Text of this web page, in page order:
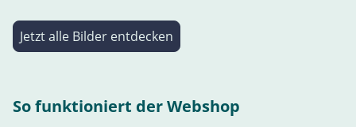
Jetzt alle Bilder entdecken
So funktioniert der Webshop